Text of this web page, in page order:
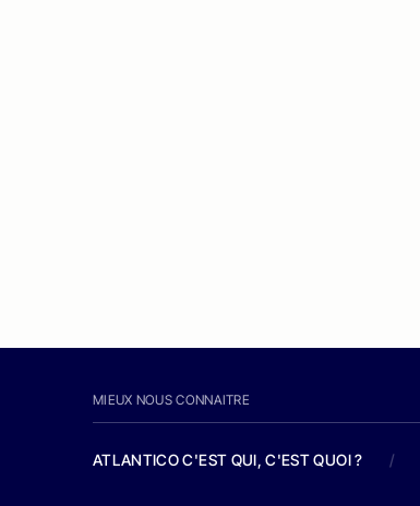
MIEUX NOUS CONNAITRE
ATLANTICO C'EST QUI, C'EST QUOI ? /